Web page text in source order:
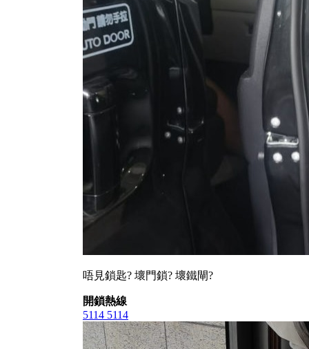
唔見鎖匙? 壞門鎖? 壞鐵閘?
開鎖熱線
5114 5114